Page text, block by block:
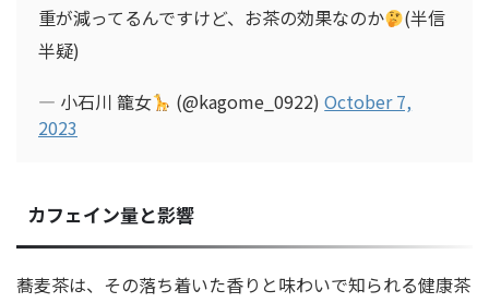
重が減ってるんですけど、お茶の効果なのか
(半信
半疑)
— 小石川 籠女
(@kagome_0922)October 7,
2023
カフェイン量と影響
蕎麦茶は、その落ち着いた香りと味わいで知られる健康茶